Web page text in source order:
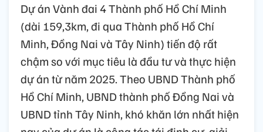
Dự án Vành đai 4 Thành phố Hồ Chí Minh
(dài 159,3km, đi qua Thành phố Hồ Chí
Minh, Đồng Nai và Tây Ninh) tiến độ rất
chậm so với mục tiêu là đầu tư và thực hiện
dự án từ năm 2025. Theo UBND Thành phố
Hồ Chí Minh, UBND thành phố Đồng Nai và
UBND tỉnh Tây Ninh, khó khăn lớn nhất hiện